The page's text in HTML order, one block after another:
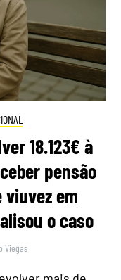
18.123€ à
pensão
em
o caso
Viegas